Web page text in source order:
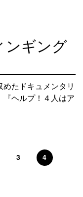
ンギング
たドキュメンタリ
ヘルプ！４人はア
3 4